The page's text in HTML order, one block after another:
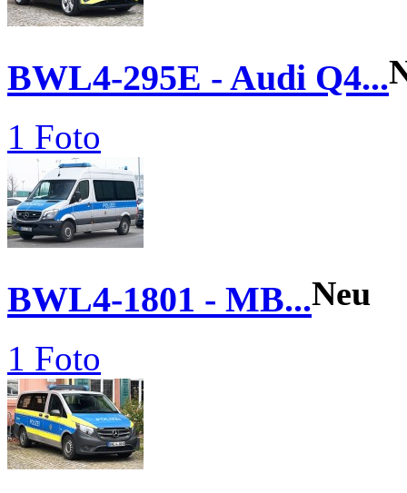
BWL4-295E - Audi Q4...
1 Foto
BWL4-1801 - MB...Neu
1 Foto